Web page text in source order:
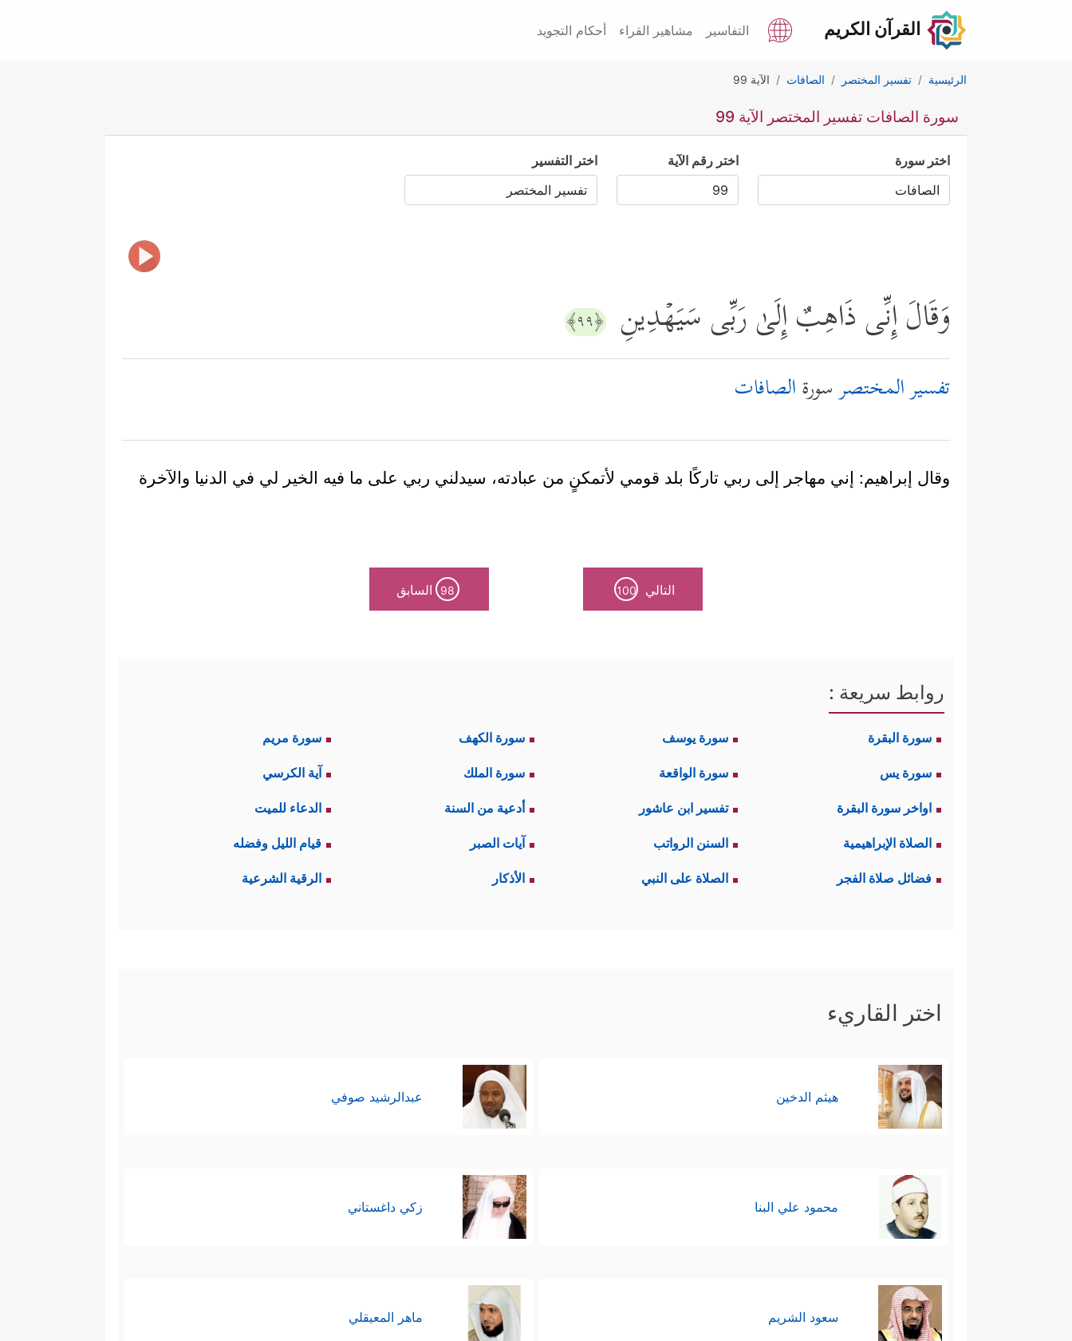
القرآن الكريم التفاسير مشاهير القراء أحكام التجويد
الرئيسية تفسير المختصر الصافات الآية 99
سورة الصافات تفسير المختصر الآية 99
اختر سورة اختر رقم الآية اختر التفسير
وَقَالَ إِنِّی ذَاهِبٌ إِلَىٰ رَبِّی سَیَهۡدِینِ ﴿٩٩﴾
تفسير المختصرسورةالصافات
وقال إبراهيم: إني مهاجر إلى ربي تاركًا بلد قومي لأتمكنٍ من عبادته، سيدلني ربي على ما فيه الخير لي في الدنيا والآخرة
التالي 100
98 السابق
روابط سريعة :
سورة البقرة سورة يوسف سورة الكهف سورة مريم
سورة يس سورة الواقعة سورة الملك آية الكرسي
اواخر سورة البقرة تفسير ابن عاشور أدعية من السنة الدعاء للميت
الصلاة الإبراهيمية السنن الرواتب آيات الصبر قيام الليل وفضله
فضائل صلاة الفجر الصلاة على النبي الأذكار الرقية الشرعية
اختر القاريء
هيثم الدخين عبدالرشيد صوفي
محمود علي البنا زكي داغستاني
سعود الشريم ماهر المعيقلي